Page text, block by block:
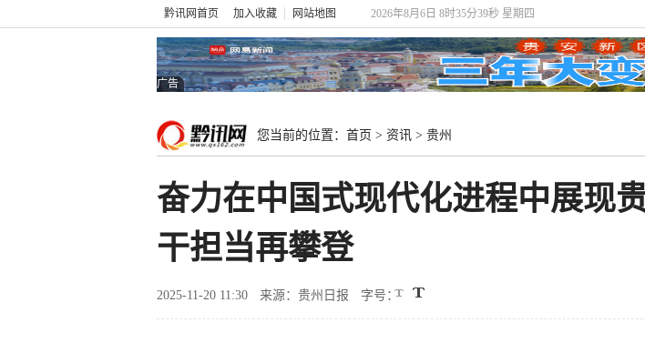
黔讯网首页 加入收藏 网站地图 2026年8月6日 8时35分40秒 星期四
广告
您当前的位置： 首页 > 资讯 > 贵州
奋力在中国式现代化进程中展现
干担当再攀登
2025-11-20 11:30 来源：贵州日报 字号：